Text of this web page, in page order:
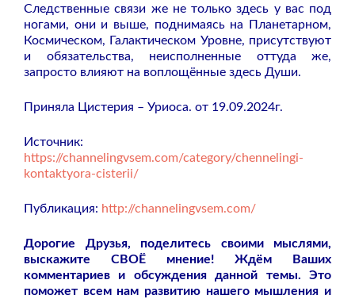
Следственные связи же не только здесь у вас под
ногами, они и выше, поднимаясь на Планетарном,
Космическом, Галактическом Уровне, присутствуют
и обязательства, неисполненные оттуда же,
запросто влияют на воплощённые здесь Души.
Приняла Цистерия – Уриоса. от 19.09.2024г.
Источник:
https://channelingvsem.com/category/chennelingi-
kontaktyora-cisterii/
Публикация: http://channelingvsem.com/
Дорогие Друзья, поделитесь своими мыслями,
выскажите СВОЁ мнение! Ждём Ваших
комментариев и обсуждения данной темы. Это
поможет всем нам развитию нашего мышления и